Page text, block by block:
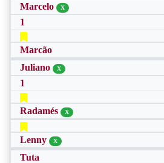
Marcelo
X
1
Marcão
Juliano
X
1
Radamés X
Lenny X
Tuta